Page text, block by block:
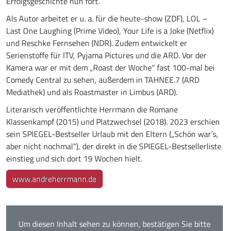
Um diesen Inhalt sehen zu können, bestätigen Sie bitte
Als Autor arbeitet er u. a. für die heute-show (ZDF), LOL –
Last One Laughing (Prime Video), Your Life is a Joke (Netflix)
und Reschke Fernsehen (NDR). Zudem entwickelt er
Serienstoffe für ITV, Pyjama Pictures und die ARD. Vor der
Kamera war er mit dem „Roast der Woche“ fast 100-mal bei
Comedy Central zu sehen, außerdem in TAHNEE.7 (ARD
Mediathek) und als Roastmaster in Limbus (ARD).
Literarisch veröffentlichte Herrmann die Romane
Klassenkampf (2015) und Platzwechsel (2018). 2023 erschien
sein SPIEGEL-Bestseller Urlaub mit den Eltern („Schön war’s,
aber nicht nochmal“), der direkt in die SPIEGEL-Bestsellerliste
einstieg und sich dort 19 Wochen hielt.
www.andreherrmann.de